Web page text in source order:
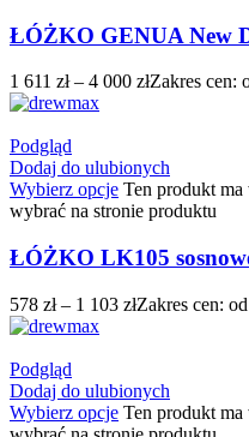
ŁÓŻKO GENUA New
1 611 zł – 4 000 złZakres cen:
Podgląd
Dodaj do ulubionych
Wybierz opcje Ten produkt
wybrać na stronie produktu
ŁÓŻKO LK105
578 zł – 1 103 złZakres cen:
Podgląd
Dodaj do ulubionych
Wybierz opcje Ten produkt